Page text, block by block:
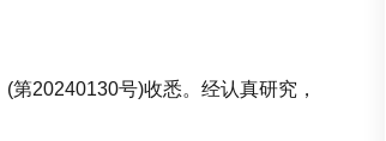
20240130号)收悉。经认真研究，